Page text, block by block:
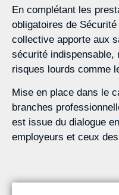
En complétant les
obligatoires de
collective apporte aux
sécurité indispensable,
risques lourds comme
Mise en place dans le
branches
est issue du dialogue
employeurs et ceux